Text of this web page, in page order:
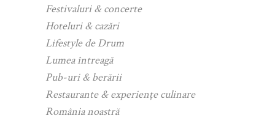
Festivaluri & concerte
Hoteluri & cazări
Lifestyle de Drum
Lumea întreagă
Pub-uri & berării
Restaurante & experiențe culinare
România noastră